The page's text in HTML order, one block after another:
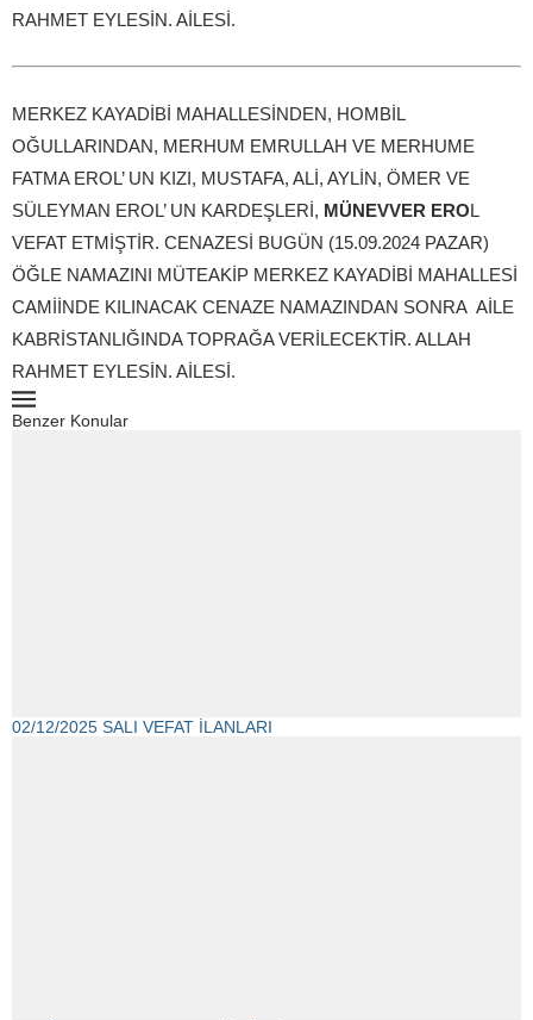
RAHMET EYLESİN. AİLESİ.
MERKEZ KAYADİBİ MAHALLESİNDEN, HOMBİL
OĞULLARINDAN, MERHUM EMRULLAH VE MERHUME
FATMA EROL’ UN KIZI, MUSTAFA, ALİ, AYLİN, ÖMER VE
SÜLEYMAN EROL’ UN KARDEŞLERİ, MÜNEVVER EROL
VEFAT ETMİŞTİR. CENAZESİ BUGÜN (15.09.2024 PAZAR)
ÖĞLE NAMAZINI MÜTEAKİP MERKEZ KAYADİBİ MAHALLESİ
CAMİİNDE KILINACAK CENAZE NAMAZINDAN SONRA AİLE
KABRİSTANLIĞINDA TOPRAĞA VERİLECEKTİR. ALLAH
RAHMET EYLESİN. AİLESİ.
Benzer Konular
02/12/2025 SALI VEFAT İLANLARI